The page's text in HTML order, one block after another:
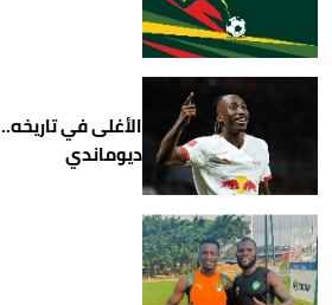
الأغلى في
ديوماندي